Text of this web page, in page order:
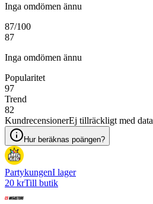
Inga omdömen ännu
87/100
87
Inga omdömen ännu
Popularitet
97
Trend
82
KundrecensionerEj tillräckligt med data
Hur beräknas poängen?
PartykungenI lager
20 krTill butik